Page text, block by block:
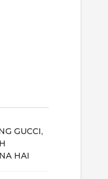
GUCCI,
HAI